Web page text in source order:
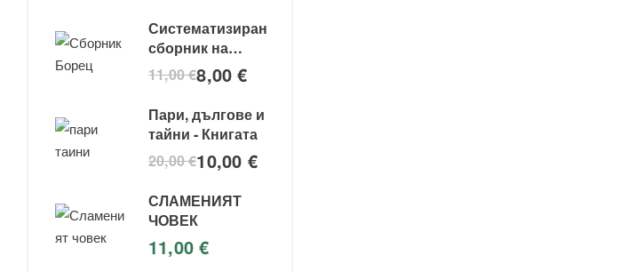
Систематизиран
сборник на
съвременния
боец за свобода
11,00€8,00€
Пари, дългове и
тайни - Книгата
20,00€10,00 €
СЛАМЕНИЯТ
ЧОВЕК
11,00€